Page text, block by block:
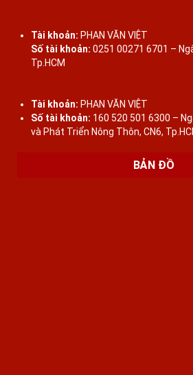
Tài khoản: PHAN VĂN VIỆT
Số tài khoản: 0251 00271 6701 –
Tp.HCM
Tài khoản: PHAN VĂN VIỆT
Số tài khoản: 160 520 501 6300 –
và Phát Triển Nông Thôn, CN6,
BẢN ĐỒ